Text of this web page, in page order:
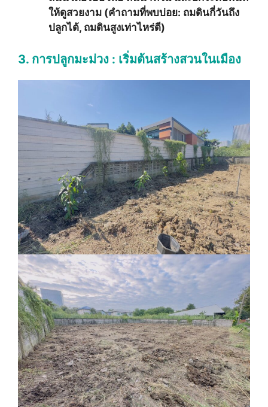
ให้ดูสวยงาม (คำถามที่พบบ่อย: ถมดินกี่วันถึง
ปลูกได้, ถมดินสูงเท่าไหร่ดี)
3. การปลูกมะม่วง : เริ่มต้นสร้างสวนในเมือง